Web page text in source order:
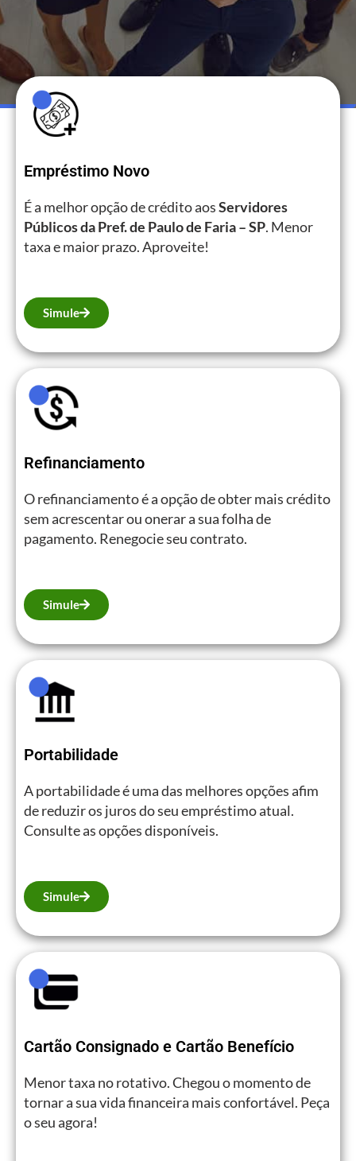
Empréstimo Novo
É a melhor opção de crédito aosServidores
Públicos da Pref. de Paulo de Faria – SP. Menor
taxa e maior prazo. Aproveite!
Simule
Refinanciamento
O refinanciamento é a opção de obter mais crédito
sem acrescentar ou onerar a sua folha de
pagamento. Renegocie seu contrato.
Simule
Portabilidade
A portabilidade é uma das melhores opções afim
de reduzir os juros do seu empréstimo atual.
Consulte as opções disponíveis.
Simule
Cartão Consignado e Cartão Benefício
Menor taxa no rotativo. Chegou o momento de
tornar a sua vida financeira mais confortável. Peça
o seu agora!